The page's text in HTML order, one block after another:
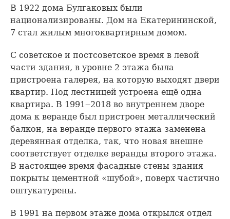
В 1922 дома Булгаковых были
национализированы. Дом на Екатерининской,
7 стал жилым многоквартирным домом.
С советское и постсоветское время в левой
части здания, в уровне 2 этажа была
пристроена галерея, на которую выходят двери
квартир. Под лестницей устроена ещё одна
квартира. В 1991‒2018 во внутреннем дворе
дома к веранде был пристроен металлический
балкон, на веранде первого этажа заменена
деревянная отделка, так, что новая внешне
соответствует отделке веранды второго этажа.
В настоящее время фасадные стены здания
покрыты цементной «шубой», поверх частично
оштукатурены.
В 1991 на первом этаже дома открылся отдел